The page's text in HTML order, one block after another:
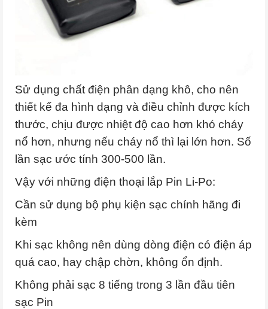
Sử dụng chất điện phân dạng khô, cho nên
thiết kế đa hình dạng và điều chỉnh được kích
thước, chịu được nhiệt độ cao hơn khó cháy
nổ hơn, nhưng nếu cháy nổ thì lại lớn hơn. Số
lần sạc ước tính 300-500 lần.
Vậy với những điện thoại lắp Pin Li-Po:
Cần sử dụng bộ phụ kiện sạc chính hãng đi
kèm
Khi sạc không nên dùng dòng điện có điện áp
quá cao, hay chập chờn, không ổn định.
Không phải sạc 8 tiếng trong 3 lần đầu tiên
sạc Pin